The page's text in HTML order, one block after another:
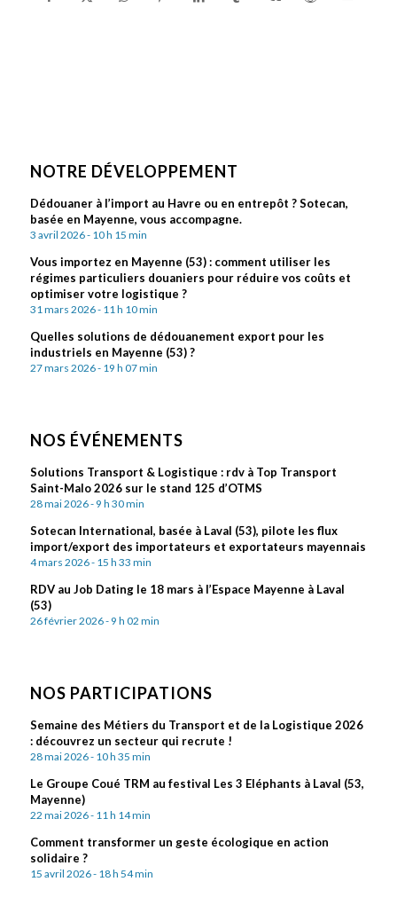
NOTRE DÉVELOPPEMENT
Dédouaner à l’import au Havre ou en entrepôt ? Sotecan,
basée en Mayenne, vous accompagne.
3 avril 2026 - 10 h 15 min
Vous importez en Mayenne (53) : comment utiliser les
régimes particuliers douaniers pour réduire vos coûts et
optimiser votre logistique ?
31 mars 2026 - 11 h 10 min
Quelles solutions de dédouanement export pour les
industriels en Mayenne (53) ?
27 mars 2026 - 19 h 07 min
NOS ÉVÉNEMENTS
Solutions Transport & Logistique : rdv à Top Transport
Saint-Malo 2026 sur le stand 125 d’OTMS
28 mai 2026 - 9 h 30 min
Sotecan International, basée à Laval (53), pilote les flux
import/export des importateurs et exportateurs mayennais
4 mars 2026 - 15 h 33 min
RDV au Job Dating le 18 mars à l’Espace Mayenne à Laval
(53)
26 février 2026 - 9 h 02 min
NOS PARTICIPATIONS
Semaine des Métiers du Transport et de la Logistique 2026
: découvrez un secteur qui recrute !
28 mai 2026 - 10 h 35 min
Le Groupe Coué TRM au festival Les 3 Eléphants à Laval (53,
Mayenne)
22 mai 2026 - 11 h 14 min
Comment transformer un geste écologique en action
solidaire ?
15 avril 2026 - 18 h 54 min